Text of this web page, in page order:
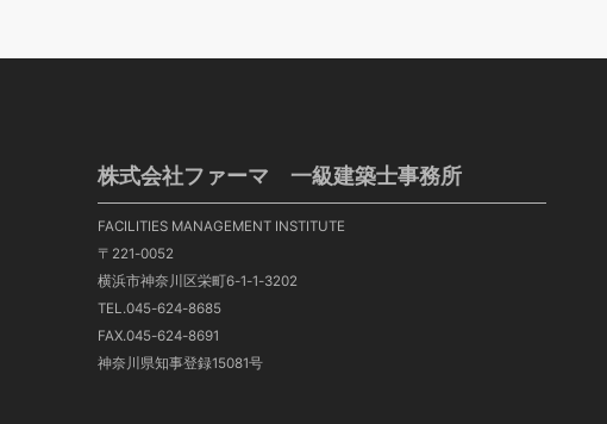
株式会社ファーマ 一級建築士事務所
FACILITIES MANAGEMENT INSTITUTE
〒221-0052
横浜市神奈川区栄町6-1-1-3202
TEL.045-624-8685
FAX.045-624-8691
神奈川県知事登録15081号